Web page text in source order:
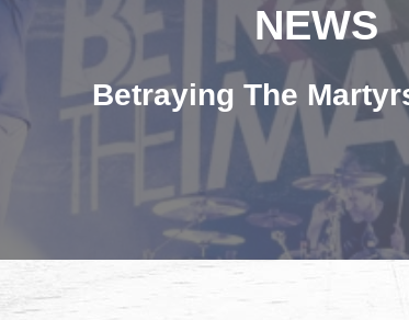
NEWS
Betraying The